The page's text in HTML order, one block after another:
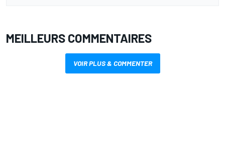
MEILLEURS COMMENTAIRES
VOIR PLUS & COMMENTER